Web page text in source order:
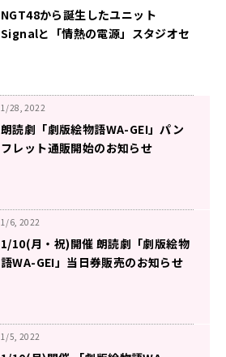
NGT48から誕生したユニット
Signalと「情熱の電源」スタジオセ
1/28, 2022
朗読劇「劇版絵物語WA-GEI」パン
フレット通販開始のお知らせ
1/6, 2022
1/10(月・祝)開催 朗読劇「劇版絵物
語WA-GEI」当日券販売のお知らせ
1/5, 2022